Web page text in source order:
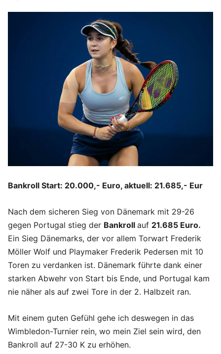
Bankroll Start: 20.000,- Euro, aktuell: 21.685,- Eur
Nach dem sicheren Sieg von Dänemark mit 29-26
gegen Portugal stieg der Bankroll auf 21.685 Euro.
Ein Sieg Dänemarks, der vor allem Torwart Frederik
Möller Wolf und Playmaker Frederik Pedersen mit 10
Toren zu verdanken ist. Dänemark führte dank einer
starken Abwehr von Start bis Ende, und Portugal kam
nie näher als auf zwei Tore in der 2. Halbzeit ran.
Mit einem guten Gefühl gehe ich deswegen in das
Wimbledon-Turnier rein, wo mein Ziel sein wird, den
Bankroll auf 27-30 K zu erhöhen.